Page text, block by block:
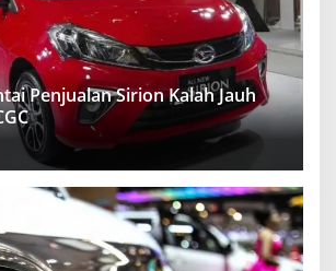
Penjualan Sirion Kalah Jauh